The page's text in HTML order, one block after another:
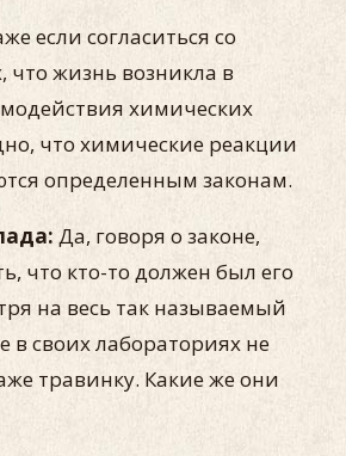
если согласиться со
что жизнь возникла в
химических
что химические реакции
определенным законам.
Да, говоря о законе,
что кто-то должен был его
на весь так называемый
в своих лабораториях не
травинку. Какие же они